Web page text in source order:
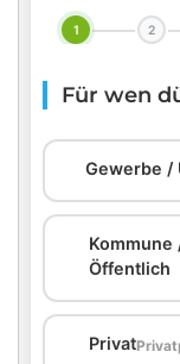
1 2
Für wen
Gewerbe /
Kommune
Öffentlich
Privat